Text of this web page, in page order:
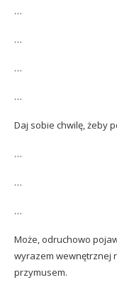
…
…
…
…
Daj sobie chwilę, żeby
…
…
…
Może, odruchowo
wyrazem wewnętrznej
przymusem.